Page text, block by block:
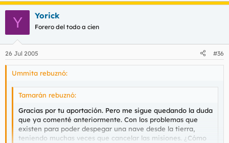
Y Yorick
Forero del todo a cien
26 Jul 2005 #36
Ummita rebuznó:
Tamarán rebuznó:
Gracias por tu aportación. Pero me sigue quedando la duda
que ya comenté anteriormente. Con los problemas que
existen para poder despegar una nave desde la tierra,
teniendo muchas veces que cancelar las misiones. ¿Cómo